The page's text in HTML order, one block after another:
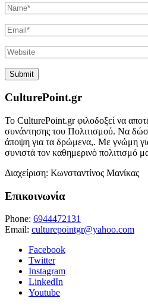
CulturePoint.gr
Το CulturePoint.gr φιλοδοξεί να
συνάντησης του Πολιτισμού. Να
άποψη για τα δρώμενα,. Με γνώμη για
συνιστά τον καθημερινό πολιτισμό
Διαχείριση: Κωνσταντίνος Μανίκας
Επικοινωνία
Phone: 6944472131
Email: culturepointgr@yahoo.com
Facebook
Twitter
Instagram
LinkedIn
Youtube